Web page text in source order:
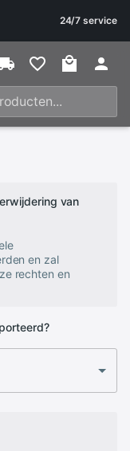
24/7 service
van
en zal
rechten en